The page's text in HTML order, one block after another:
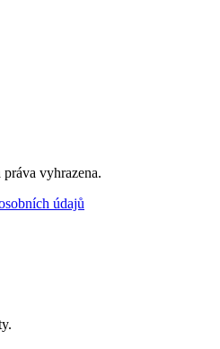
vyhrazena.
údajů